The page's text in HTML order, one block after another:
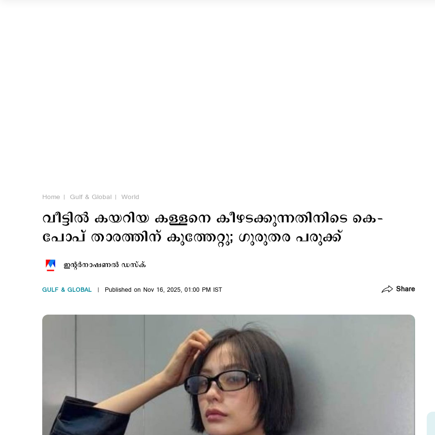
Home Gulf & Global World
വീട്ടില്‍ കയറിയ കള്ളനെ കീഴടക്കുന്നതിനിടെ കെ–
പോപ് താരത്തിന് കുത്തേറ്റു; ഗുരുതര പരുക്ക്
ഇന്‍റര്‍നാഷണല്‍ ഡസ്ക്
GULF & GLOBAL Published on Nov 16, 2025, 01:00 PM IST Share